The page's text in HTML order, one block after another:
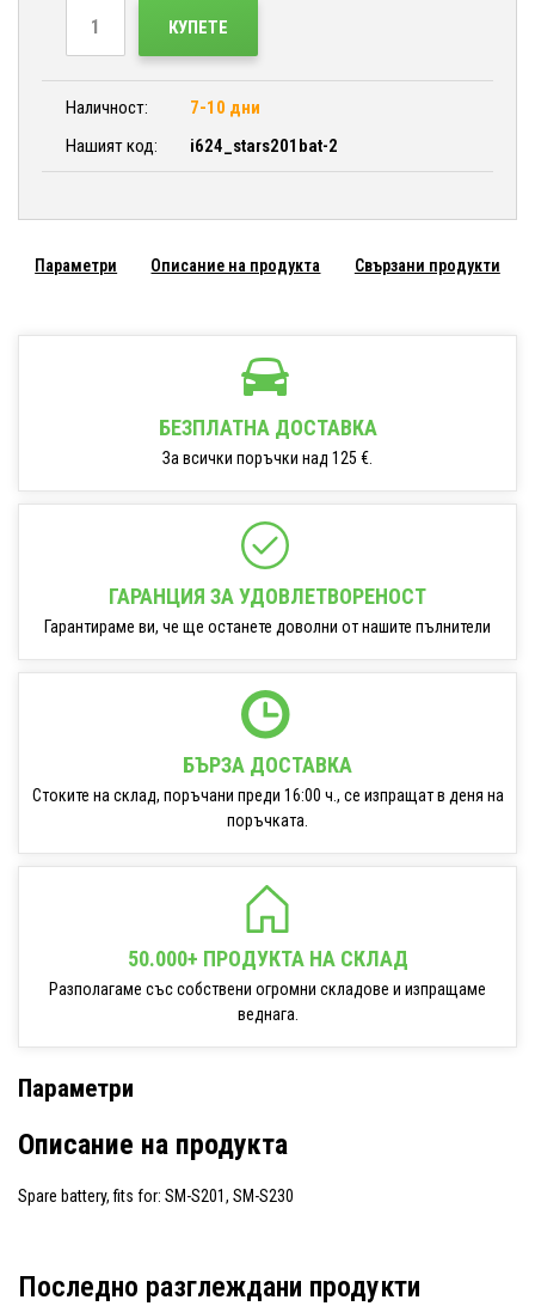
КУПЕТЕ
Наличност:
7-10 дни
Нашият код:
i624_stars201bat-2
Параметри Описание на продукта Свързани продукти
БЕЗПЛАТНА ДОСТАВКА
За всички поръчки над 125 €.
ГАРАНЦИЯ ЗА УДОВЛЕТВОРЕНОСТ
Гарантираме ви, че ще останете доволни от нашите пълнители
БЪРЗА ДОСТАВКА
Стоките на склад, поръчани преди 16:00 ч., се изпращат в деня на
поръчката.
50.000+ ПРОДУКТА НА СКЛАД
Разполагаме със собствени огромни складове и изпращаме
веднага.
Параметри
Описание на продукта
Spare battery, fits for: SM-S201, SM-S230
Последно разглеждани продукти